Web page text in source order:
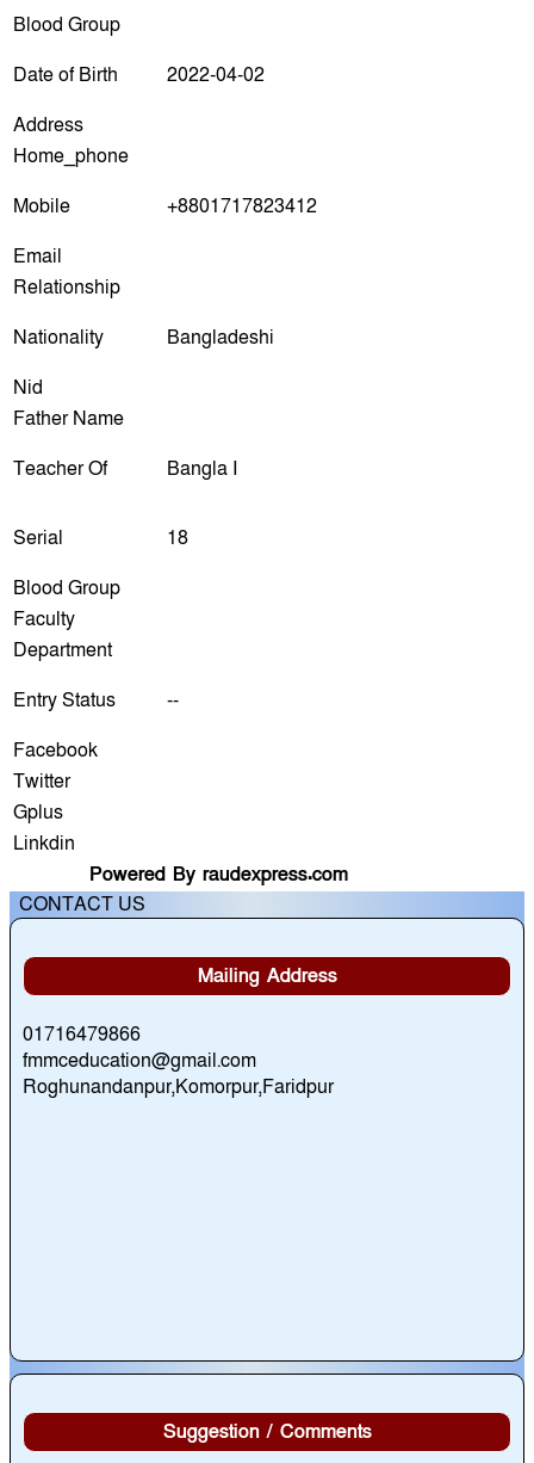
Blood Group
Date of Birth
2022-04-02
Address
Home_phone
Mobile
+8801717823412
Email
Relationship
Nationality
Bangladeshi
Nid
Father Name
Teacher Of
Bangla I
Serial
18
Blood Group
Faculty
Department
Entry Status
--
Facebook
Twitter
Gplus
Linkdin
Powered By raudexpress.com
CONTACT US
Mailing Address
01716479866
fmmceducation@gmail.com
Roghunandanpur,Komorpur,Faridpur
Suggestion / Comments